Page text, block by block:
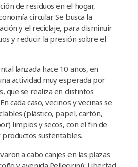
de residuos en el hogar,
circular. Se busca la
y el reciclaje, para disminuir
y reducir la presión sobre el
lanzada hace 10 años, en
actividad muy esperada por
que se realiza en distintos
cada caso, vecinos y vecinas se
(plástico, papel, cartón,
limpios y secos, con el fin de
sustentables.
a cabo canjes en las plazas